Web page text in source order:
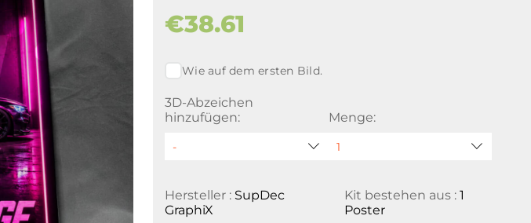
€38.61
Wie auf dem ersten Bild.
3D-Abzeichen
hinzufügen:
Menge:
Hersteller : SupDec
GraphiX
Kit bestehen aus : 1
Poster